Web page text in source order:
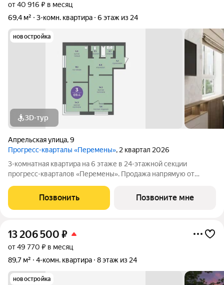
от 40 916 ₽ в месяц
69,4 м²
3-комн. квартира 6 этаж из 24
новостройка
3D-тур
Апрельская улица,9
Прогресс-кварталы «Перемены», 2 квартал 2026
3-комнатная квартира на 6 этаже в 24-этажной секции
прогресс-кварталов «Перемены». Продажа напрямую от
Индивидуальный подбор наиболее выгодного варианта
покупки. Бесплатное сопровождение по
Позвонить Позвоните мне
13 206 500 ₽
от 49 770 ₽ в месяц
89,7 м²
4-комн. квартира 8 этаж из 24
новостройка